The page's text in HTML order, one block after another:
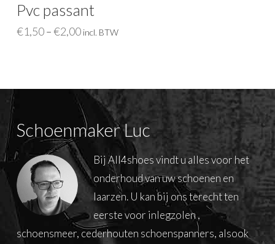
Pvc passant
€1,50–€2,00 incl. BTW
Schoenmaker Luc
Bij All4shoes vindt u alles voor het
onderhoud van uw schoenen en
laarzen. U kan bij ons terecht ten
eerste voor inlegzolen ,
schoensmeer, cederhouten schoenspanners, alsook